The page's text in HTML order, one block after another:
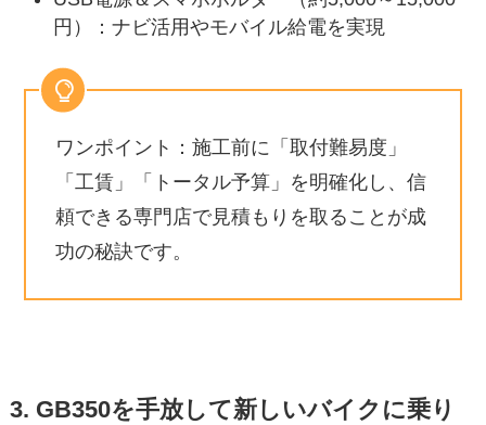
円）：ナビ活用やモバイル給電を実現
ワンポイント：施工前に「取付難易度」
「工賃」「トータル予算」を明確化し、信
頼できる専門店で見積もりを取ることが成
功の秘訣です。
3. GB350を手放して新しいバイクに乗り